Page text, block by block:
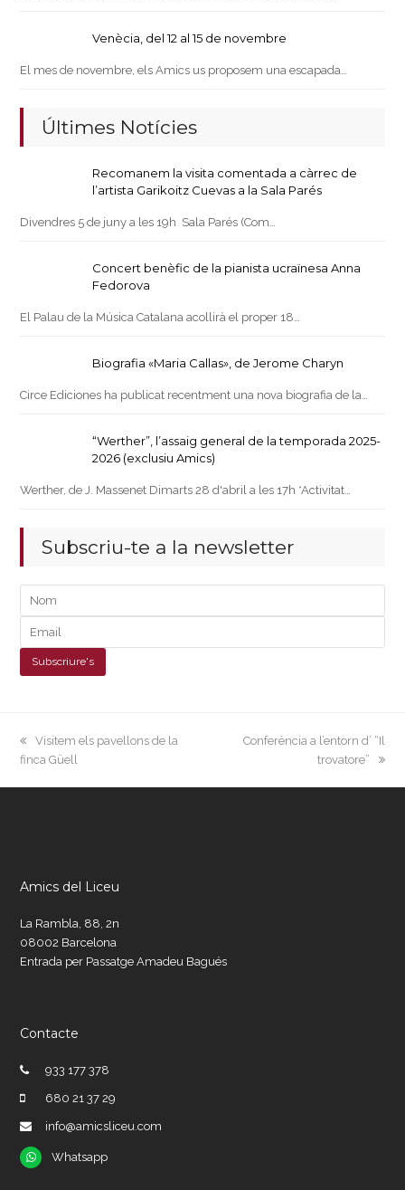
Venècia, del 12 al 15 de novembre
El mes de novembre, els Amics us proposem una escapada…
Últimes Notícies
Recomanem la visita comentada a càrrec de
l’artista Garikoitz Cuevas a la Sala Parés
Divendres 5 de juny a les 19h Sala Parés (Com…
Concert benèfic de la pianista ucraïnesa Anna
Fedorova
El Palau de la Música Catalana acollirà el proper 18…
Biografia «Maria Callas», de Jerome Charyn
Circe Ediciones ha publicat recentment una nova biografia de la…
“Werther”, l’assaig general de la temporada 2025-
2026 (exclusiu Amics)
Werther, de J. Massenet Dimarts 28 d'abril a les 17h *Activitat…
Subscriu-te a la newsletter
previous
post:
Visitem els pavellons de la
finca Güell
next
Conferència a l’entorn d’ “Il
trovatore”
Amics del Liceu
La Rambla, 88, 2n
08002 Barcelona
Entrada per Passatge Amadeu Bagués
Contacte
933 177 378
680 21 37 29
info@amicsliceu.com
Whatsapp
Whatsapp